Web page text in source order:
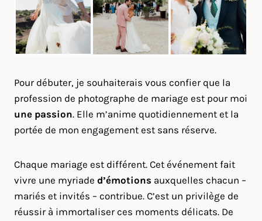
Pour débuter, je souhaiterais vous confier que la
profession de photographe de mariage est pour moi
une passion. Elle m’anime quotidiennement et la
portée de mon engagement est sans réserve.
Chaque mariage est différent. Cet événement fait
vivre une myriade d’émotions auxquelles chacun –
mariés et invités – contribue. C’est un privilège de
réussir à immortaliser ces moments délicats. De